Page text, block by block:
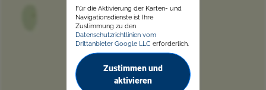
Für die Aktivierung der Karten- und
Navigationsdienste ist Ihre
Zustimmung zu den
Datenschutzrichtlinien vom
Drittanbieter Google LLC erforderlich.
Zustimmen und
aktivieren